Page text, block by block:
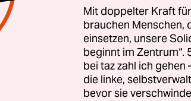
architektonischen Alltags, dass
Dementsprechend dürfte
ein Begriff sein.
Göttinger Henkel lernte sein
des linken Malers Manfred
Mit doppelter Kraft
brauchen Menschen,
einsetzen, unsere
beginnt im Zentrum“.
bei taz zahl ich
die linke,
bevor sie